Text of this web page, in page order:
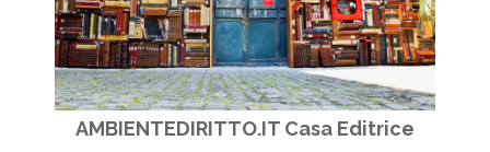
AMBIENTEDIRITTO.IT Casa Editrice